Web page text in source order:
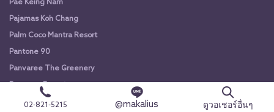
Pae Keing Nam
Pajamas Koh Chang
Palm Coco Mantra Resort
Pantone 90
Panvaree The Greenery
Panwana Resort
Paradise Koh yao
02-821-5215 @makalius ดูวอเชอร์อื่นๆ